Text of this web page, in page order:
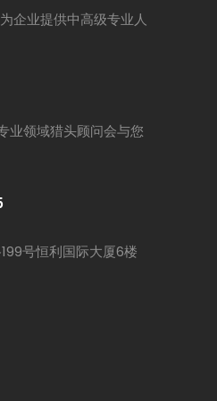
企业提供中高级专业人
业领域猎头顾问会与您
号恒利国际大厦6楼